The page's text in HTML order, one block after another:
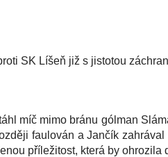
SK Líšeň již s jistotou
míč mimo bránu gólman
faulován a Jančík
příležitost, která by